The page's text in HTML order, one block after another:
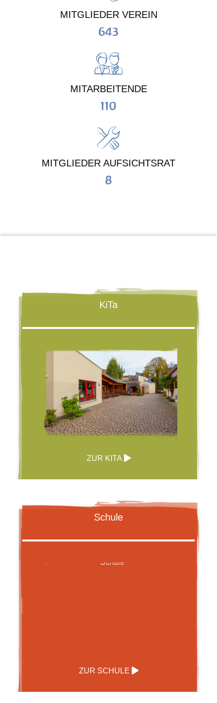
MITGLIEDER VEREIN
643
MITARBEITENDE
110
MITGLIEDER AUFSICHTSRAT
8
KiTa
ZUR KITA
Schule
ZUR SCHULE